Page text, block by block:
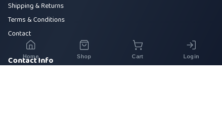
Shipping & Returns
Terms & Conditions
Contact
Contact Info
Home Shop Cart Login